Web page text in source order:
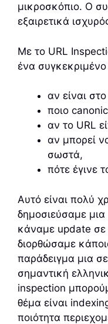
μικροσκόπιο. Ο
εξαιρετικά
Με το URL
ένα
αν είναι
ποιο
αν το URL
αν μπορεί
σωστά,
πότε έγινε
Αυτό είναι πολύ
δημοσιεύσαμε
κάναμε update σε
διορθώσαμε
παράδειγμα μια
σημαντική
inspection
θέμα είναι
ποιότητα